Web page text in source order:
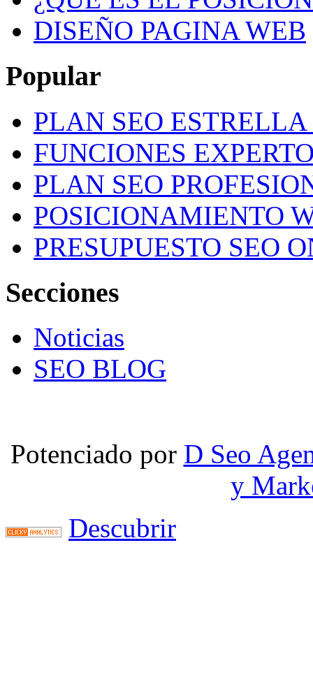
DISEÑO PAGINA WEB
Popular
PLAN SEO
FUNCIONES
PLAN SEO
POSICIONAMIENTO
PRESUPUESTO SEO
Secciones
Noticias
SEO BLOG
Potenciado por D Seo
y
Descubrir